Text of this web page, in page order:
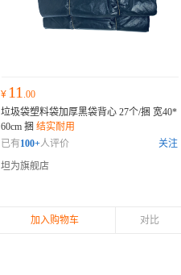
¥ 11 .00
垃圾袋塑料袋加厚黑袋背心 27个/捆 宽40*
60cm 捆 结实耐用
已有100+人评价
关注
坦为旗舰店
加入购物车 对比